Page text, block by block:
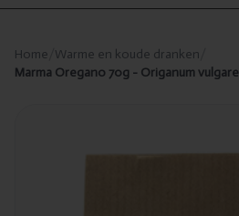
Home Warme en koude dranken
Marma Oregano 70g - Origanum vulgare